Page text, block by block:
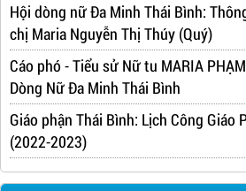
Hội dòng nữ Đa Minh Thái Bình:
chị Maria Nguyễn Thị Thúy (Quý)
Cáo phó - Tiểu sử Nữ tu MARIA
Dòng Nữ Đa Minh Thái Bình
Giáo phận Thái Bình: Lịch Công Giáo
(2022-2023)